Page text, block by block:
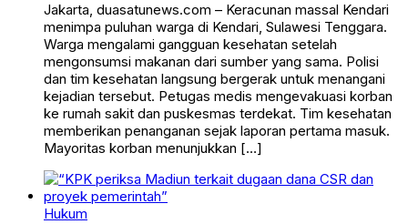
Jakarta, duasatunews.com – Keracunan massal Kendari
menimpa puluhan warga di Kendari, Sulawesi Tenggara.
Warga mengalami gangguan kesehatan setelah
mengonsumsi makanan dari sumber yang sama. Polisi
dan tim kesehatan langsung bergerak untuk menangani
kejadian tersebut. Petugas medis mengevakuasi korban
ke rumah sakit dan puskesmas terdekat. Tim kesehatan
memberikan penanganan sejak laporan pertama masuk.
Mayoritas korban menunjukkan […]
Hukum